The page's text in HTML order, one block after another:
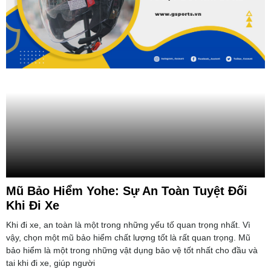
Mũ Bảo Hiểm Yohe: Sự An Toàn Tuyệt Đối
Khi Đi Xe
Khi đi xe, an toàn là một trong những yếu tố quan trọng nhất. Vì
vậy, chọn một mũ bảo hiểm chất lượng tốt là rất quan trọng. Mũ
bảo hiểm là một trong những vật dụng bảo vệ tốt nhất cho đầu và
tai khi đi xe, giúp người